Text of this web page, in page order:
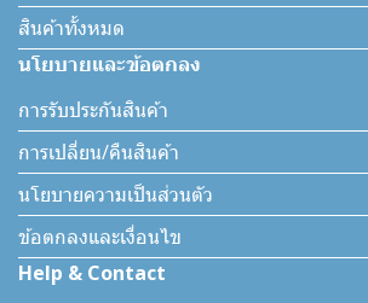
สินค้าทั้งหมด
นโยบายและข้อตกลง
การรับประกันสินค้า
การเปลี่ยน/คืนสินค้า
นโยบายความเป็นส่วนตัว
ข้อตกลงและเงื่อนไข
Help & Contact